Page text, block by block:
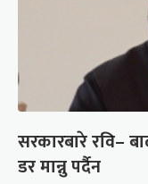
सरकारबारे रवि–
डर मान्नु पर्दैन